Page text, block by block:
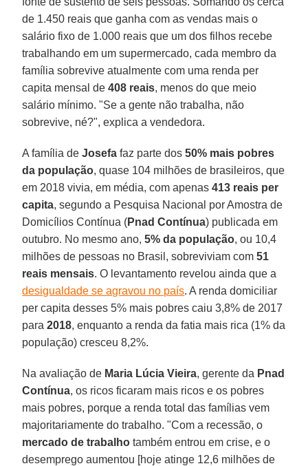
de 1.450 reais que ganha com as vendas mais o
salário fixo de 1.000 reais que um dos filhos recebe
trabalhando em um supermercado, cada membro da
família sobrevive atualmente com uma renda per
capita mensal de408 reais, menos do que meio
salário mínimo. "Se a gente não trabalha, não
sobrevive, né?", explica a vendedora.
A família deJosefa faz parte dos50% mais pobres
da população, quase 104 milhões de brasileiros, que
em 2018 vivia, em média, com apenas413 reais per
capita, segundo a Pesquisa Nacional por Amostra de
Domicílios Contínua (Pnad Contínua) publicada em
outubro. No mesmo ano,5% da população, ou 10,4
milhões de pessoas no Brasil, sobreviviam com51
reais mensais. O levantamento revelou ainda que a
desigualdade se agravou no país. A renda domiciliar
per capita desses 5% mais pobres caiu 3,8% de 2017
para2018, enquanto a renda da fatia mais rica (1% da
população) cresceu 8,2%.
Na avaliação de Maria Lúcia Vieira, gerente da Pnad
Contínua, os ricos ficaram mais ricos e os pobres
mais pobres, porque a renda total das famílias vem
majoritariamente do trabalho. "Com a recessão, o
mercado de trabalho também entrou em crise, e o
desemprego aumentou [hoje atinge 12,6 milhões de